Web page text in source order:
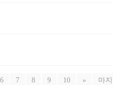
6 7 8 9 10 » 마